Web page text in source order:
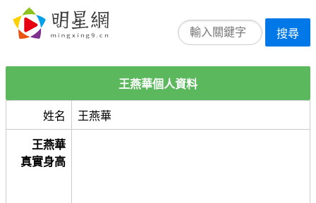
搜尋
王燕華個人資料
姓名 王燕華
王燕華
真實身高